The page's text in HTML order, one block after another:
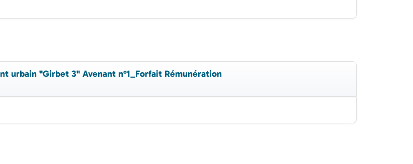
urbain "Girbet 3" Avenant n°1_Forfait Rémunération